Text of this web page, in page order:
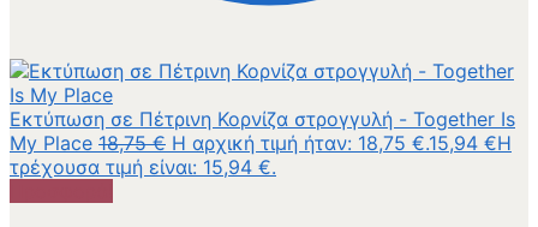
Εκτύπωση σε Πέτρινη Κορνίζα στρογγυλή - Together Is
My Place 18,75€ Η αρχική τιμή ήταν: 18,75 €.15,94 €Η
τρέχουσα τιμή είναι: 15,94 €.